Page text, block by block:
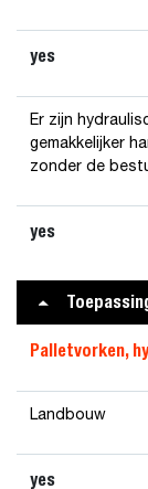
yes
Er zijn
gemakkelijker
zonder de
yes
Palletvorken,
Landbouw
yes